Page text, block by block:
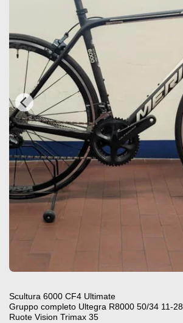
Scultura 6000 CF4 Ultimate
Gruppo completo Ultegra R8000 50/34 11-28
Ruote Vision Trimax 35